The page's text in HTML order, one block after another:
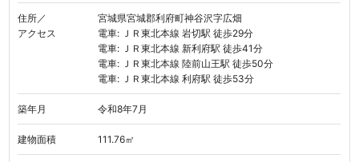
住所／
アクセス
宮城県宮城郡利府町神谷沢字広畑
電車: ＪＲ東北本線 岩切駅 徒歩29分
電車: ＪＲ東北本線 新利府駅 徒歩41分
電車: ＪＲ東北本線 陸前山王駅 徒歩50分
電車: ＪＲ東北本線 利府駅 徒歩53分
築年月 令和8年7月
建物面積 111.76㎡